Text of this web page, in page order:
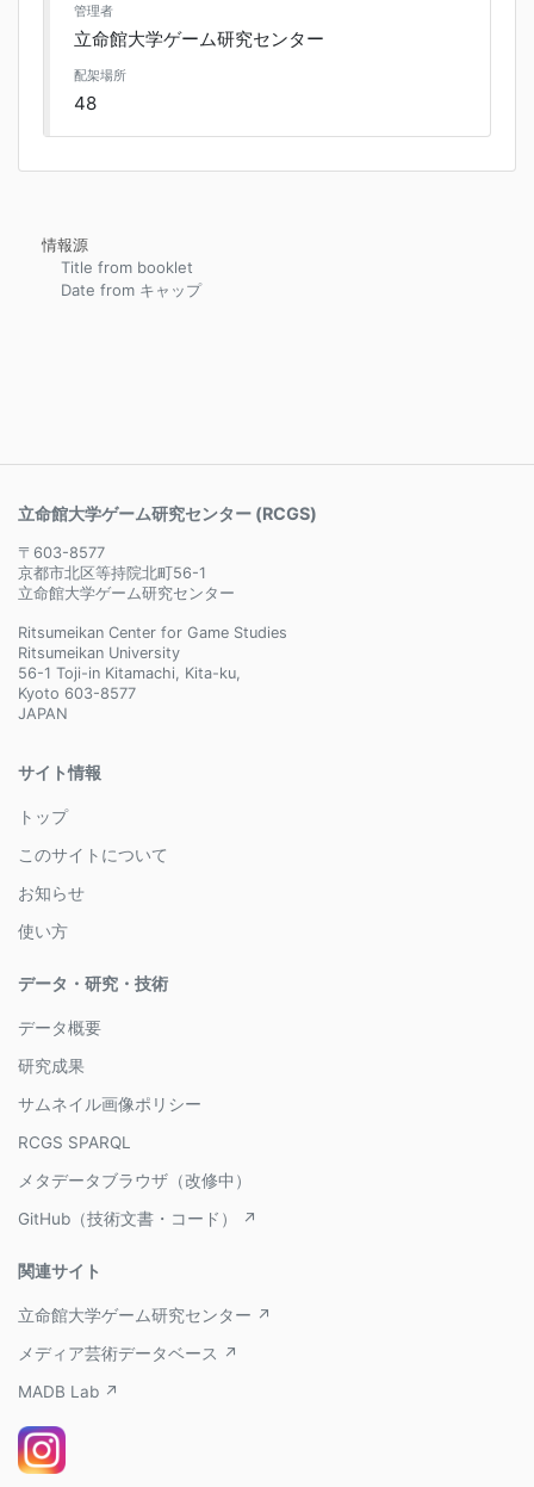
管理者
立命館大学ゲーム研究センター
配架場所
48
情報源
Title from booklet
Date from キャップ
立命館大学ゲーム研究センター (RCGS)
〒603-8577
京都市北区等持院北町56-1
立命館大学ゲーム研究センター
Ritsumeikan Center for Game Studies
Ritsumeikan University
56-1 Toji-in Kitamachi, Kita-ku,
Kyoto 603-8577
JAPAN
サイト情報
トップ
このサイトについて
お知らせ
使い方
データ・研究・技術
データ概要
研究成果
サムネイル画像ポリシー
RCGS SPARQL
メタデータブラウザ（改修中）
GitHub（技術文書・コード） ↗
関連サイト
立命館大学ゲーム研究センター ↗
メディア芸術データベース ↗
MADB Lab ↗